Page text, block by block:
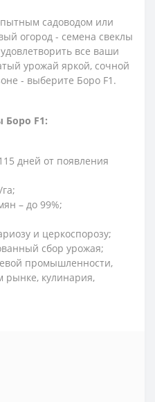
садоводом или
огород - семена свеклы
все ваши
урожай яркой, сочной
- выберите Боро F1.
Боро F1:
дней от появления
– до 99%;
и церкоспорозу;
сбор урожая;
промышленности,
рынке, кулинария,